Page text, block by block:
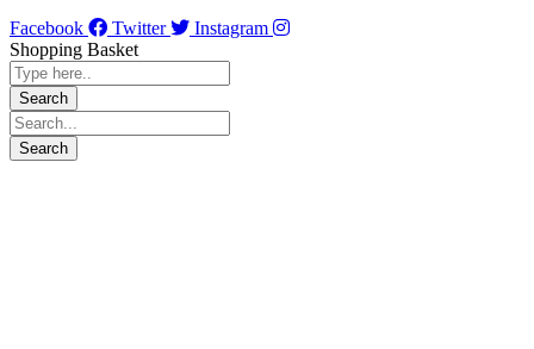
Facebook
Twitter
Instagram
Shopping Basket